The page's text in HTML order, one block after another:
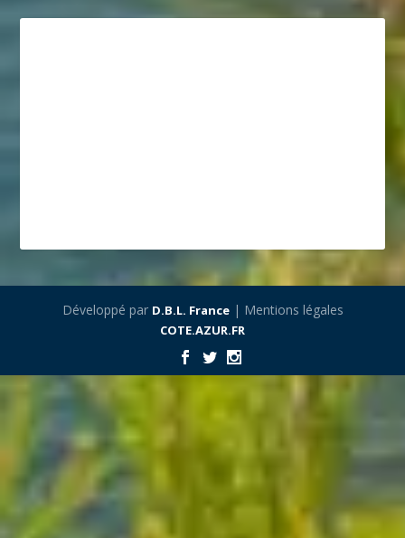
Développé par D.B.L. France| Mentions légales
COTE.AZUR.FR